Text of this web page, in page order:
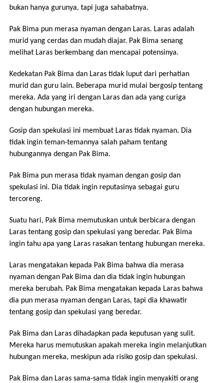
bukan hanya gurunya, tapi juga sahabatnya.
Pak Bima pun merasa nyaman dengan Laras. Laras adalah
murid yang cerdas dan mudah diajar. Pak Bima senang
melihat Laras berkembang dan mencapai potensinya.
Kedekatan Pak Bima dan Laras tidak luput dari perhatian
murid dan guru lain. Beberapa murid mulai bergosip tentang
mereka. Ada yang iri dengan Laras dan ada yang curiga
dengan hubungan mereka.
Gosip dan spekulasi ini membuat Laras tidak nyaman. Dia
tidak ingin teman-temannya salah paham tentang
hubungannya dengan Pak Bima.
Pak Bima pun merasa tidak nyaman dengan gosip dan
spekulasi ini. Dia tidak ingin reputasinya sebagai guru
tercoreng.
Suatu hari, Pak Bima memutuskan untuk berbicara dengan
Laras tentang gosip dan spekulasi yang beredar. Pak Bima
ingin tahu apa yang Laras rasakan tentang hubungan mereka.
Laras mengatakan kepada Pak Bima bahwa dia merasa
nyaman dengan Pak Bima dan dia tidak ingin hubungan
mereka berubah. Pak Bima mengatakan kepada Laras bahwa
dia pun merasa nyaman dengan Laras, tapi dia khawatir
tentang gosip dan spekulasi yang beredar.
Pak Bima dan Laras dihadapkan pada keputusan yang sulit.
Mereka harus memutuskan apakah mereka ingin melanjutkan
hubungan mereka, meskipun ada risiko gosip dan spekulasi.
Pak Bima dan Laras sama-sama tidak ingin menyakiti orang